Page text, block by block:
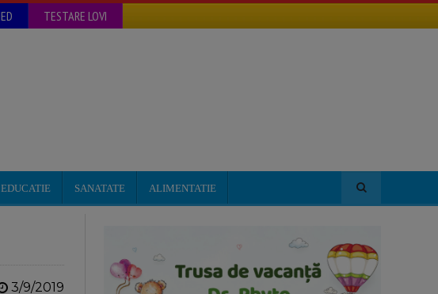
TESTARE LOVI
EDUCATIE SANATATE ALIMENTATIE
3/9/2019